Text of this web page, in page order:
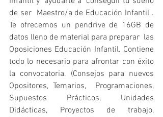
de ser  Maestro/a de Educación Infantil .
Te ofrecemos un pendrive de 16GB de
datos lleno de material para preparar  las
Oposiciones Educación Infantil. Contiene
todo lo necesario para afrontar con éxito
la convocatoria. (Consejos para nuevos
Opositores, Temarios,  Programaciones,
Supuestos Prácticos, Unidades
Didácticas, Proyectos de trabajo,